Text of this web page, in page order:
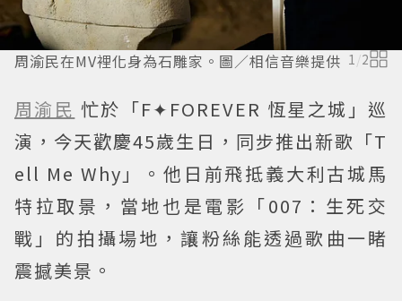
周渝民在MV裡化身為石雕家。圖／相信音樂提供 1/2
周渝民 忙於「F✦FOREVER 恆星之城」巡
演，今天歡慶45歲生日，同步推出新歌「T
ell Me Why」。他日前飛抵義大利古城馬
特拉取景，當地也是電影「007：生死交
戰」的拍攝場地，讓粉絲能透過歌曲一睹
震撼美景。